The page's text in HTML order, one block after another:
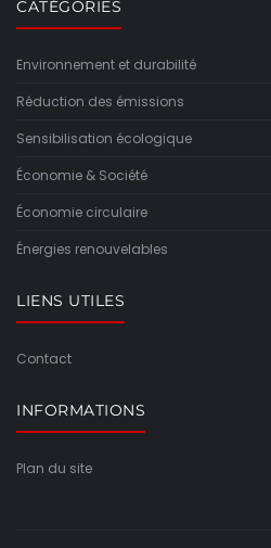
CATÉGORIES
Environnement et durabilité
Réduction des émissions
Sensibilisation écologique
Économie & Société
Économie circulaire
Énergies renouvelables
LIENS UTILES
Contact
INFORMATIONS
Plan du site